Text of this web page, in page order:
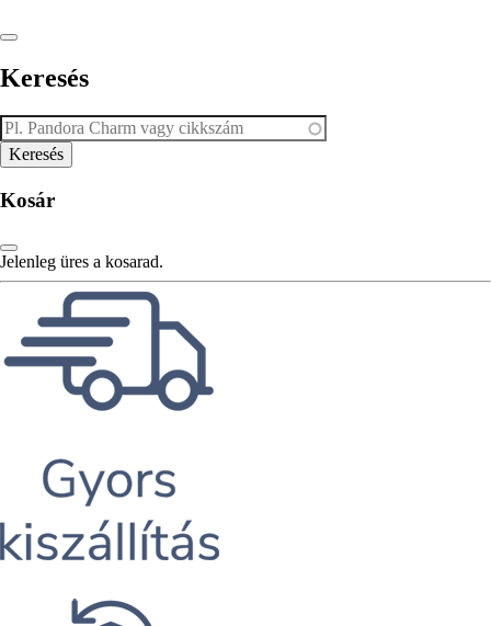
Keresés
Kosár
Jelenleg üres a kosarad.